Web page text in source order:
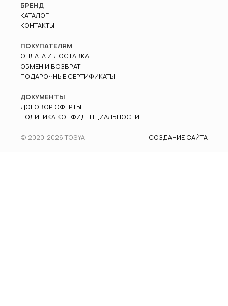
БРЕНД
КАТАЛОГ
КОНТАКТЫ
ПОКУПАТЕЛЯМ
ОПЛАТА И ДОСТАВКА
ОБМЕН И ВОЗВРАТ
ПОДАРОЧНЫЕ СЕРТИФИКАТЫ
ДОКУМЕНТЫ
ДОГОВОР ОФЕРТЫ
ПОЛИТИКА КОНФИДЕНЦИАЛЬНОСТИ
© 2020-2026 TOSYA СОЗДАНИЕ САЙТА